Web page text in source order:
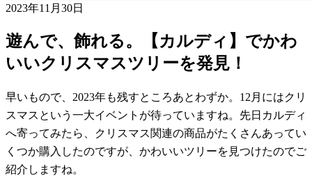
2023年11月30日
遊んで、飾れる。【カルディ】でかわ
いいクリスマスツリーを発見！
早いもので、2023年も残すところあとわずか。12月にはクリ
スマスという一大イベントが待っていますね。先日カルディ
へ寄ってみたら、クリスマス関連の商品がたくさんあってい
くつか購入したのですが、かわいいツリーを見つけたのでご
紹介しますね。